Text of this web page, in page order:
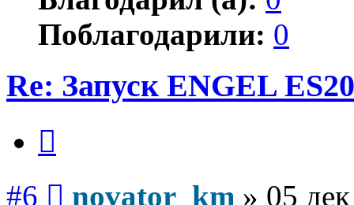
Поблагодарили: 0
Re: Запуск ENGEL
#6 novator_km » 05